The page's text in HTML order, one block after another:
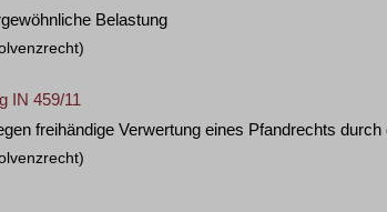
Belastung
IN 459/11
freihändige Verwertung eines Pfandrechts